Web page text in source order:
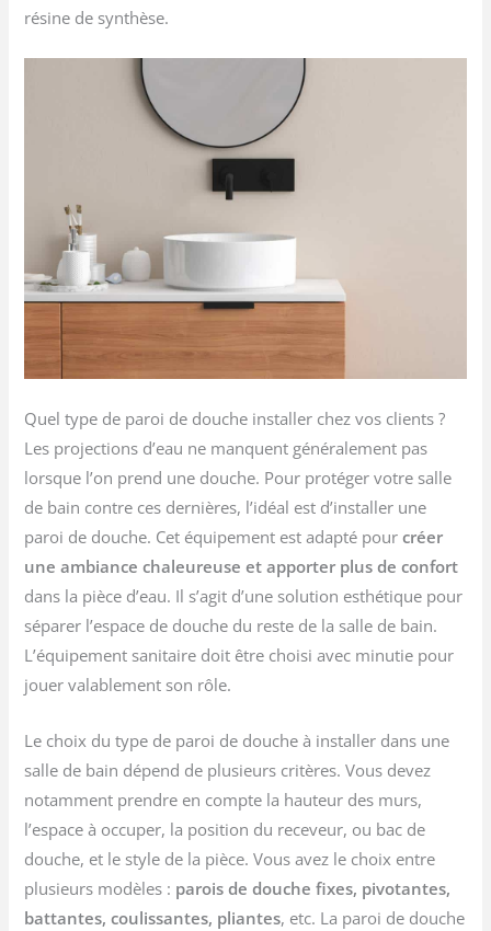
résine de synthèse.
Quel type de paroi de douche installer chez vos clients ?
Les projections d’eau ne manquent généralement pas
lorsque l’on prend une douche. Pour protéger votre salle
de bain contre ces dernières, l’idéal est d’installer une
paroi de douche. Cet équipement est adapté pourcréer
une ambiance chaleureuse et apporter plus de confort
dans la pièce d’eau. Il s’agit d’une solution esthétique pour
séparer l’espace de douche du reste de la salle de bain.
L’équipement sanitaire doit être choisi avec minutie pour
jouer valablement son rôle.
Le choix du type de paroi de douche à installer dans une
salle de bain dépend de plusieurs critères. Vous devez
notamment prendre en compte la hauteur des murs,
l’espace à occuper, la position du receveur, ou bac de
douche, et le style de la pièce. Vous avez le choix entre
plusieurs modèles : parois de douche fixes, pivotantes,
battantes, coulissantes, pliantes, etc. La paroi de douche